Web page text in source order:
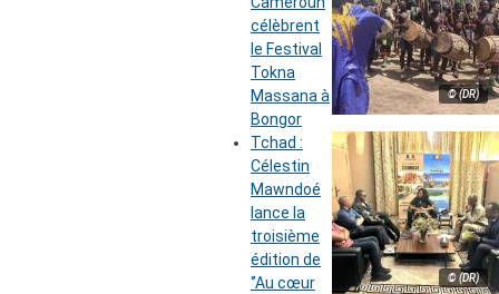
© (DR)
célèbrent
le Festival
Tokna
Massana à
Bongor
© (DR)
Tchad :
Célestin
Mawndoé
lance la
troisième
édition de
‘’Au cœur